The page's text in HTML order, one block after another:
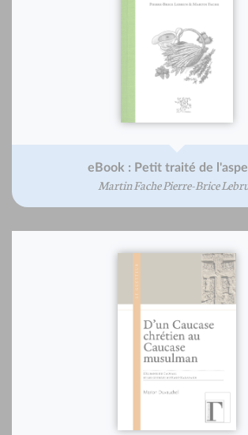
eBook : Petit traité de
Martin Fache Pierre-Brice